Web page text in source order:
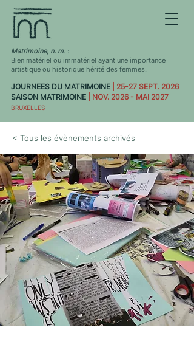
Matrimoine, n. m. :
Bien matériel ou immatériel ayant une importance
artistique ou historique hérité des femmes.
JOURNEES DU MATRIMOINE
| 25-27 SEPT. 2026
SAISON MATRIMOINE
| NOV. 2026 - MAI 2027
BRUXELLES
< Tous les évènements archivés